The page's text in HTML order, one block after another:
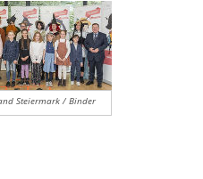
Steiermark / Binder